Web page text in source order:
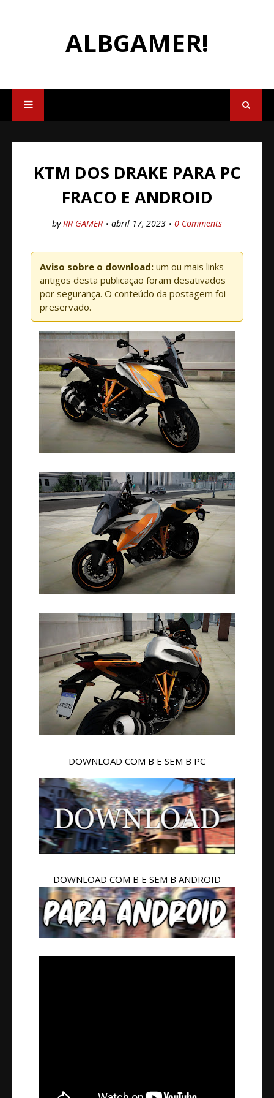
ALBGAMER!
KTM DOS DRAKE PARA PC
FRACO E ANDROID
by RR GAMER abril 17, 2023 0 Comments
Aviso sobre o download: um ou mais links
antigos desta publicação foram desativados
por segurança. O conteúdo da postagem foi
preservado.
DOWNLOAD COM B E SEM B PC
DOWNLOAD COM B E SEM B ANDROID